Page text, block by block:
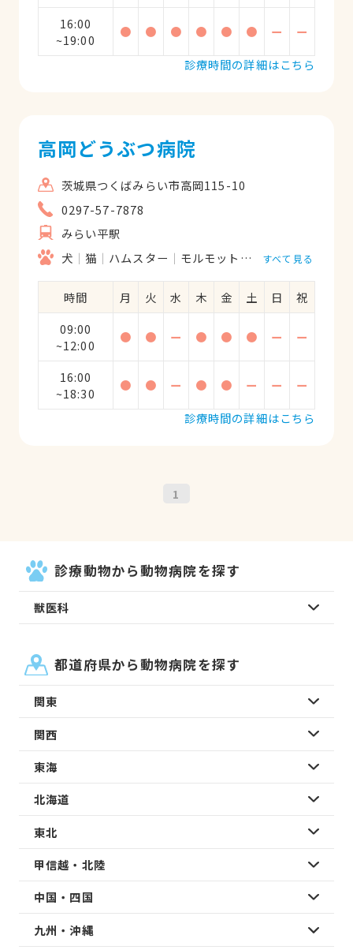
16:00
~19:00
● ● ● ● ● ● ー
ー
診療時間の詳細はこちら
高岡どうぶつ病院
茨城県つくばみらい市高岡115-10
0297-57-7878
みらい平駅
犬
猫 ハムスター モルモット フェレット
すべて見る
時間 月 火 水 木 金 土 日
祝
09:00
~12:00
● ● ー ● ● ● ー ー
16:00
~18:30
● ● ー ● ● ー ー
ー
診療時間の詳細はこちら
1
診療動物から動物病院を探す
獣医科
都道府県から動物病院を探す
関東
関西
東海
北海道
東北
甲信越・北陸
中国・四国
九州・沖縄